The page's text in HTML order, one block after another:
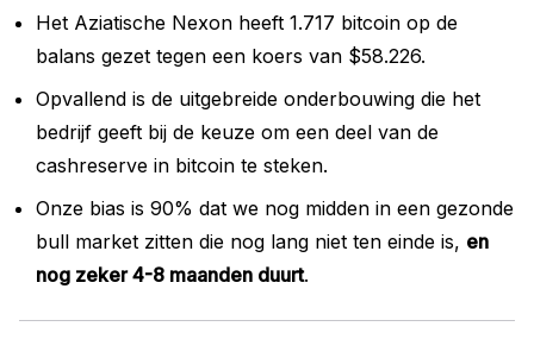
Het Aziatische Nexon heeft 1.717 bitcoin op de
balans gezet tegen een koers van $58.226.
Opvallend is de uitgebreide onderbouwing die het
bedrijf geeft bij de keuze om een deel van de
cashreserve in bitcoin te steken.
Onze bias is 90% dat we nog midden in een gezonde
bull market zitten die nog lang niet ten einde is, en
nog zeker 4-8 maanden duurt.